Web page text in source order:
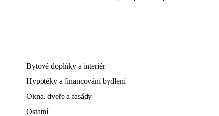
Bytové doplňky a interiér
Hypotéky a financování bydlení
Okna, dveře a fasády
Ostatní